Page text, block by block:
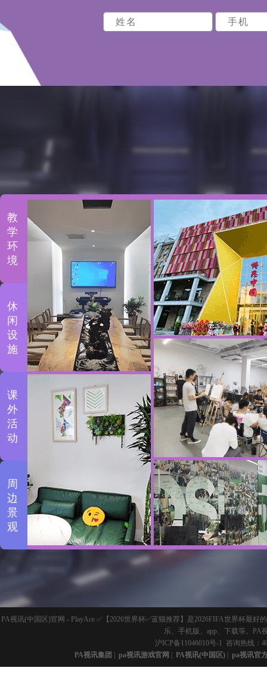
教
学
环
境
休
闲
设
施
课
外
活
动
周
边
景
观
PA视讯(中国区)官网 - PlayAce ✅【2026世界杯✅蓝猫推荐】是2026FIFA世界杯最
乐、手机版、app、下载等。PA
沪ICP备11046010号-1 咨询热线：
PA视讯集团
pa视讯游戏官网 PA视讯(中国区)| pa视讯官